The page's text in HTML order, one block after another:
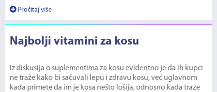
Pročitaj više
Najbolji vitamini za kosu
Iz diskusija o suplementima za kosu evidentno je da ih kupci
ne traže kako bi sačuvali lepu i zdravu kosu, već uglavnom
kada primete da im je kosa nešto lošija, odnosno kada traže